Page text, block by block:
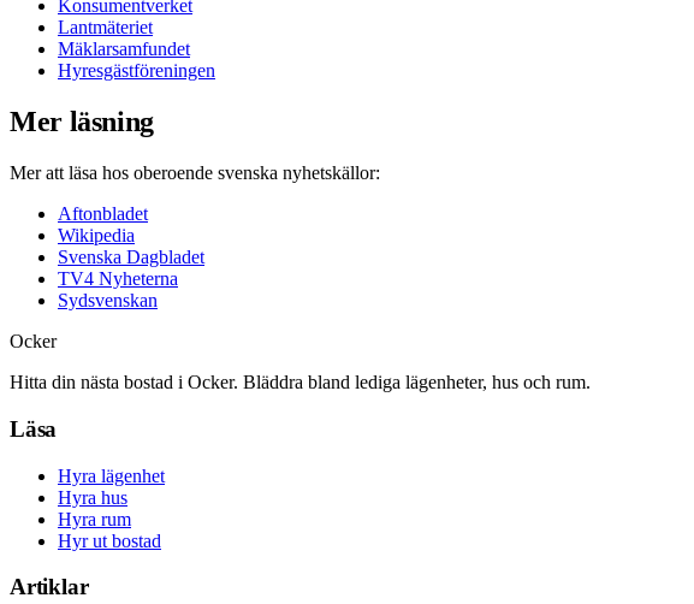
Konsumentverket
Lantmäteriet
Mäklarsamfundet
Hyresgästföreningen
Mer läsning
Mer att läsa hos oberoende svenska nyhetskällor:
Aftonbladet
Wikipedia
Svenska Dagbladet
TV4 Nyheterna
Sydsvenskan
Ocker
Hitta din nästa bostad i Ocker. Bläddra bland lediga lägenheter, hus och rum.
Läsa
Hyra lägenhet
Hyra hus
Hyra rum
Hyr ut bostad
Artiklar